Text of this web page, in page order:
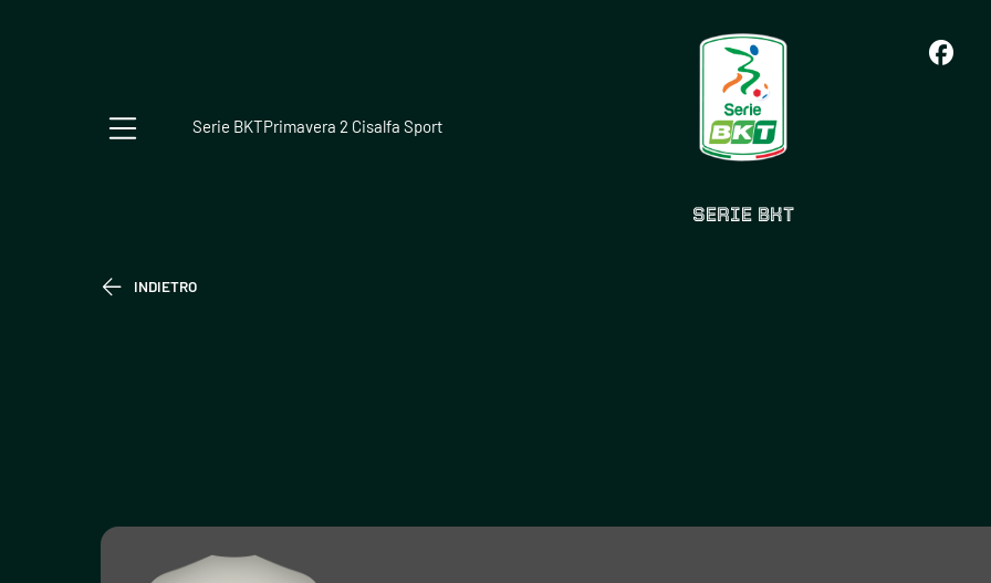
SERIE BKT
Serie BKTPrimavera 2 Cisalfa Sport
INDIETRO